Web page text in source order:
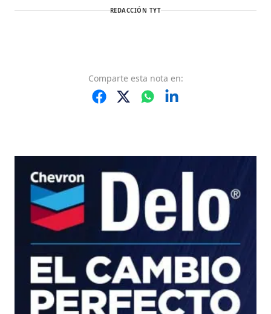
REDACCIÓN TYT
Comparte esta nota en: